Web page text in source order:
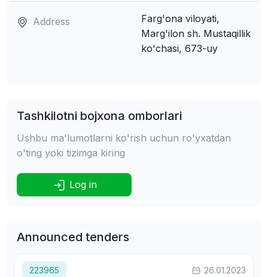
Address
Farg'ona viloyati,
Marg'ilon sh. Mustaqillik
ko'chasi, 673-uy
Tashkilotni bojxona omborlari
Ushbu ma'lumotlarni ko'rish uchun ro'yxatdan
o'ting yoki tizimga kiring
Log in
Announced tenders
223965 26.01.2023